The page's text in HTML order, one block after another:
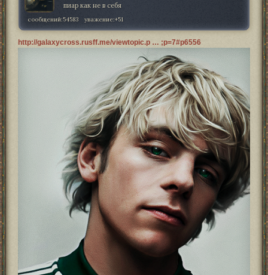
пиар как не в себя
сообщений:54583 уважение:+51
http://galaxycross.rusff.me/viewtopic.p … ;p=7#p6556